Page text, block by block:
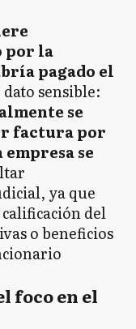
por la
pagado el
sensible:
se
factura por
se
ya que
del
o beneficios
foco en el